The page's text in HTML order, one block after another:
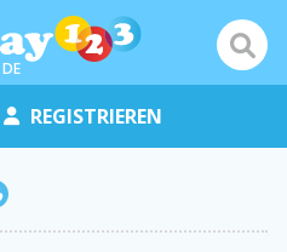
DE
REGISTRIEREN